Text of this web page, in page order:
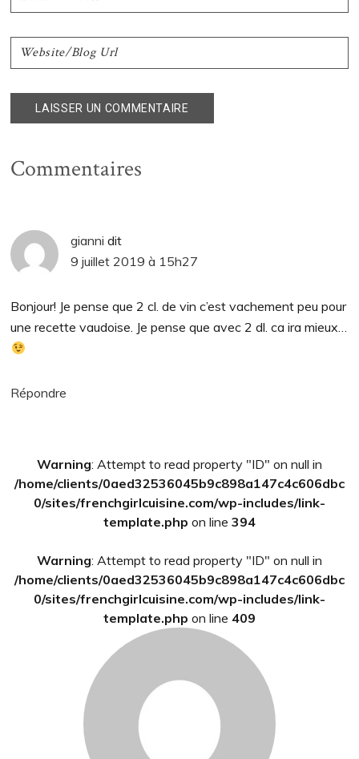
Commentaires
gianni dit
9 juillet 2019 à 15h27
Bonjour! Je pense que 2 cl. de vin c’est vachement peu pour
une recette vaudoise. Je pense que avec 2 dl. ca ira mieux…
Répondre
latérale
principale
Warning: Attempt to read property "ID" on null in
/home/clients/0aed32536045b9c898a147c4c606dbc
0/sites/frenchgirlcuisine.com/wp-includes/link-
template.php on line 394
Warning: Attempt to read property "ID" on null in
/home/clients/0aed32536045b9c898a147c4c606dbc
0/sites/frenchgirlcuisine.com/wp-includes/link-
template.php on line 409